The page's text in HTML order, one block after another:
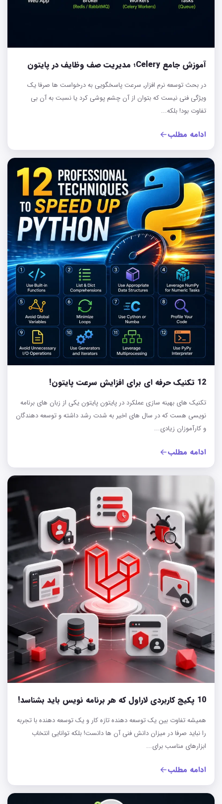
آموزش جامع Celery؛ مدیریت صف وظایف در پایتون
در بحث توسعه نرم افزار٬ سرعت پاسخگویی به درخواست ها صرفا یک
ویژگی فنی نیست که بتوان از آن چشم پوشی کرد یا نسبت به آن بی
تفاوت بود! بلکه...
ادامه مطلب
12 تکنیک حرفه ای برای افزایش سرعت پایتون!
تکنیک‌ های بهینه‌ سازی عملکرد در پایتون پایتون یکی از زبان های برنامه
نویسی هست که در سال های اخیر به شدت رشد داشته و توسعه دهندگان
و کارآموزان زیادی...
ادامه مطلب
10 پکیج کاربردی لاراول که هر برنامه‌ نویس باید بشناسد!
همیشه تفاوت بین یک توسعه دهنده تازه کار و یک توسعه دهنده با تجربه
را نباید صرفا در میزان دانش فنی آن ها دانست! بلکه توانایی انتخاب
ابزارهای مناسب برای...
ادامه مطلب